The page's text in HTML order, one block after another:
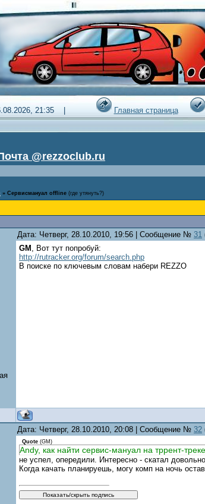
06.08.2026, 21:35 | Главная страница
@rezzoclub.ru
» Сервисмануал offline (где утянуть?)
Дата: Четверг, 28.10.2010, 19:56 | Сообщение № 31
GM , Вот тут попробуй:
http://rutracker.org/forum/search.php
В поиске по ключевым словам набери REZZO
Дата: Четверг, 28.10.2010, 20:08 | Сообщение № 32
Quote (GM )
Andy, как найти сервис-мануал на тррент-
не успел, опередили. Интересно - скатал
Когда качать планируешь, могу комп на ночь